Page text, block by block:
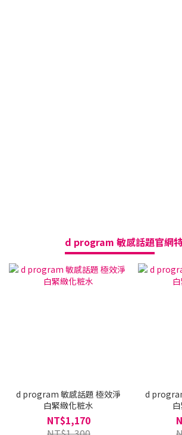
d program 敏感話題官網
d program 敏感話題 極效淨
白緊緻化粧水
NT$1,170
d